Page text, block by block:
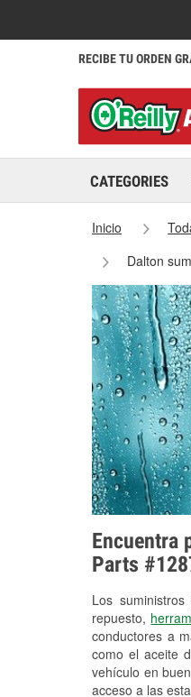
RECIBE TU ORDEN
CATEGORIES
Inicio
Dalton
Encuentra
Parts
Los
repuesto,
conductores a
como el aceite
vehículo en
acceso a las